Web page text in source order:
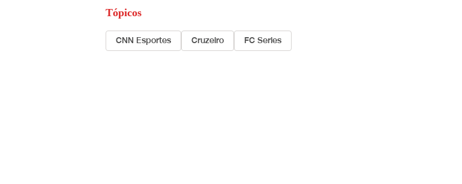
Tópicos
CNN Esportes Cruzeiro FC Series